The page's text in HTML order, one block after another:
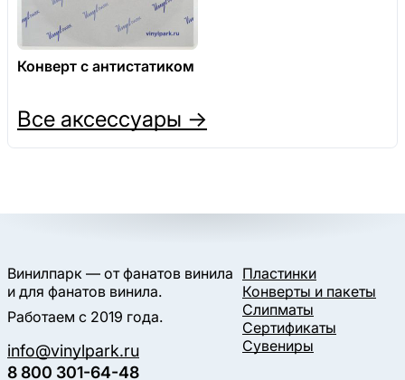
Конверт с антистатиком
Все аксессуары →
Винилпарк — от фанатов винила
и для фанатов винила.
Работаем с 2019 года.
info@vinylpark.ru
8 800 301-64-48
Пластинки
Конверты и пакеты
Слипматы
Сертификаты
Сувениры